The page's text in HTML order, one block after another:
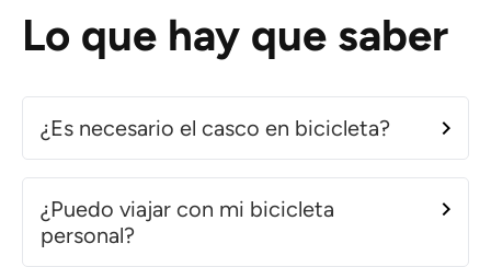
Lo que hay que saber
¿Es necesario el casco en bicicleta?
¿Puedo viajar con mi bicicleta
personal?